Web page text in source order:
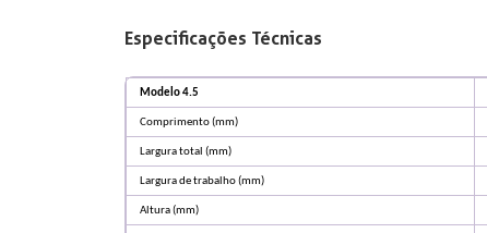
Especificações Técnicas
Modelo 4.5
Comprimento (mm)
Largura total (mm)
Largura de trabalho (mm)
Altura (mm)